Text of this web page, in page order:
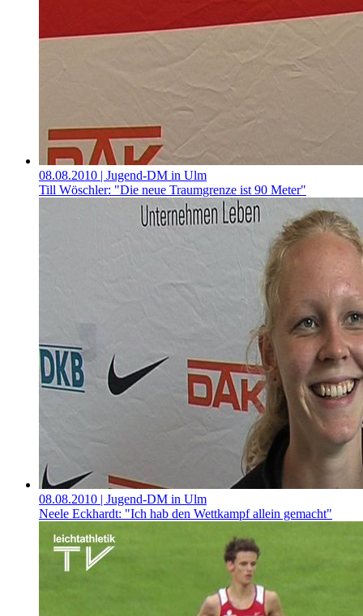
08.08.2010 | Jugend-DM in Ulm
Till Wöschler: "Die neue Traumgrenze ist 90 Meter"
08.08.2010 | Jugend-DM in Ulm
Neele Eckhardt: "Ich hab den Wettkampf allein gemacht"